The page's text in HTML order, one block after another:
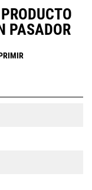
PASADOR